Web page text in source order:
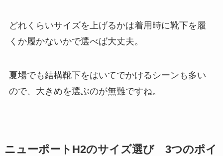
どれくらいサイズを上げるかは着用時に靴下を履
くか履かないかで選べば大丈夫。
夏場でも結構靴下をはいてでかけるシーンも多い
ので、大きめを選ぶのが無難ですね。
ニューポートH2のサイズ選び 3つのポイ